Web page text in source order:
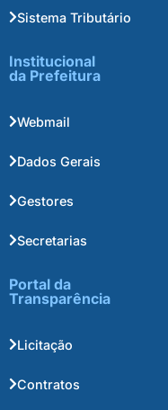
Sistema Tributário
Institucional
da Prefeitura
Webmail
Dados Gerais
Gestores
Secretarias
Portal da
Transparência
Licitação
Contratos